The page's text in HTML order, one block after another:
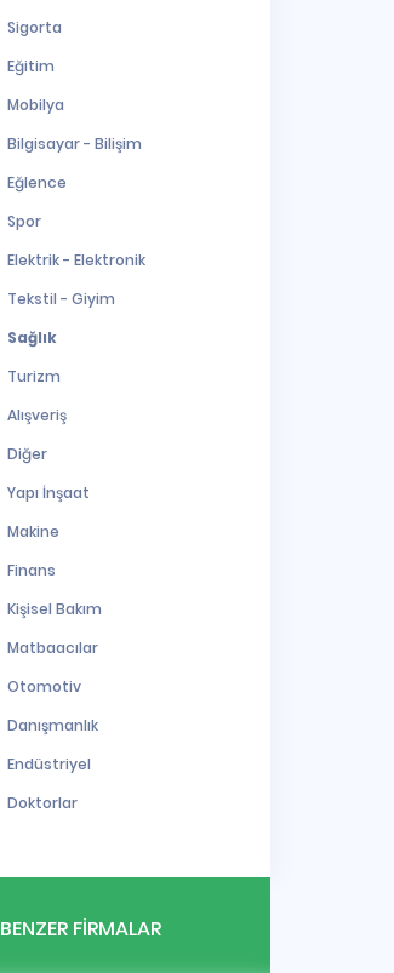
Sigorta
Eğitim
Mobilya
Bilgisayar - Bilişim
Eğlence
Spor
Elektrik - Elektronik
Tekstil - Giyim
Sağlık
Turizm
Alışveriş
Diğer
Yapı İnşaat
Makine
Finans
Kişisel Bakım
Matbaacılar
Otomotiv
Danışmanlık
Endüstriyel
Doktorlar
BENZER FİRMALAR